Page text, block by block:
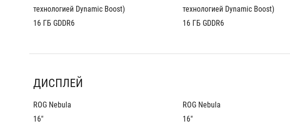
технологией Dynamic Boost)
16 ГБ GDDR6
технологией Dynamic Boost)
16 ГБ GDDR6
ДИСПЛЕЙ
ROG Nebula
16"
ROG Nebula
16"